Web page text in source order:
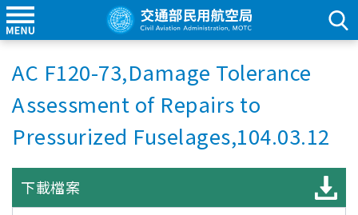
AC F120-73,Damage Tolerance
Assessment of Repairs to
Pressurized Fuselages,104.03.12
下載檔案